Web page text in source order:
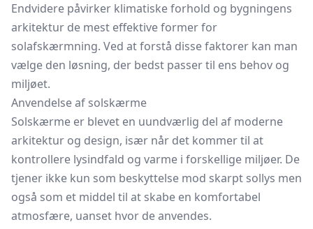
Endvidere påvirker klimatiske forhold og bygningens
arkitektur de mest effektive former for
solafskærmning. Ved at forstå disse faktorer kan man
vælge den løsning, der bedst passer til ens behov og
miljøet.
Anvendelse af solskærme
Solskærme er blevet en uundværlig del af moderne
arkitektur og design, især når det kommer til at
kontrollere lysindfald og varme i forskellige miljøer. De
tjener ikke kun som beskyttelse mod skarpt sollys men
også som et middel til at skabe en komfortabel
atmosfære, uanset hvor de anvendes.